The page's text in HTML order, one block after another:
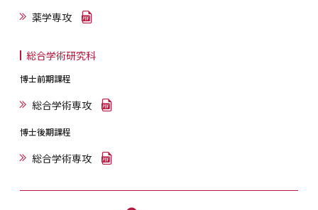
薬学専攻
総合学術研究科
博士前期課程
総合学術専攻
博士後期課程
総合学術専攻